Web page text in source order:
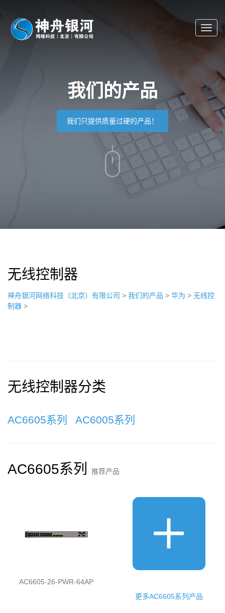
我们的产品
我们只提供质量过硬的产品！
无线控制器
神舟银河网络科技（北京）有限公司 > 我们的产品 > 华为 > 无线控
制器 >
无线控制器分类
AC6605系列 AC6005系列
AC6605系列 推荐产品
AC6605-26-PWR-64AP
更多AC6605系列产品